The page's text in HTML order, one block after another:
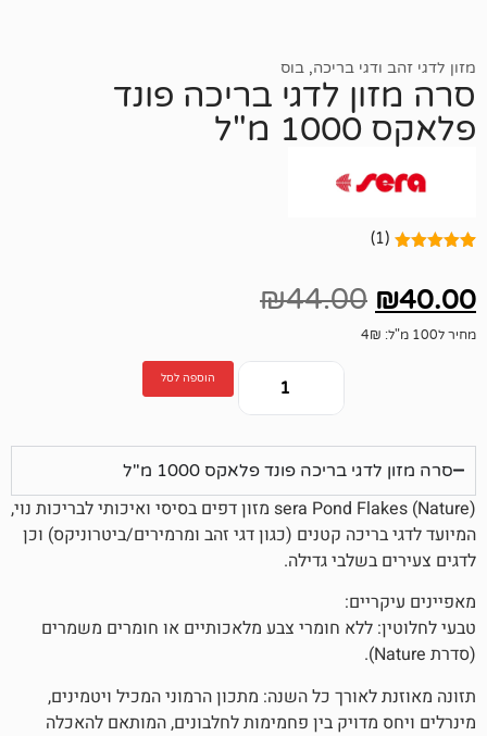
בריכה,בוס
לדגי בריכה פונד
₪44.00
הוספה לסל
פונד פלאקס 1000 מ"ל
sera Pond Flakes (Nature) מזון דפים בסיסי ואיכותי לבריכות נוי,
קטנים (כגון דגי זהב ומרמירים/ביטרוניקס) וכן
גדילה.
חומרי צבע מלאכותיים או חומרים משמרים
כל השנה: מתכון הרמוני המכיל ויטמינים,
בין פחמימות לחלבונים, המותאם להאכלה